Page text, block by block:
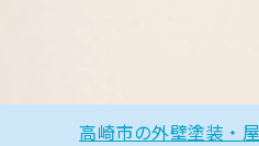
高崎市の外壁塗装・